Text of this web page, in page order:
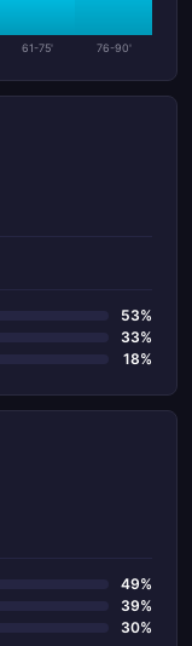
61-75' 76-90'
53%
33%
18%
49%
39%
30%